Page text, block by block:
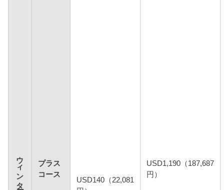
USD140（22,081
プラス
コース
USD1,190（187,687
円）